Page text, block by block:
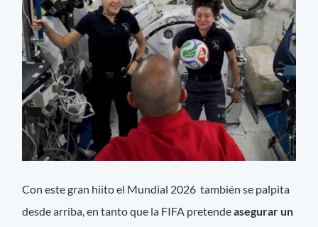
Con este gran hiito el Mundial 2026 también se palpita
desde arriba, en tanto que la FIFA pretendeasegurar un